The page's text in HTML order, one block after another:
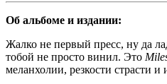
Об альбоме и издании:
Жалко не первый пресс, ну да
тобой не просто винил. Это
меланхолии, резкости страсти